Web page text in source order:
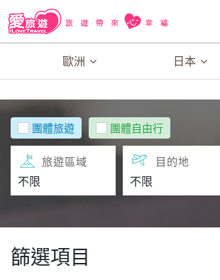
歐洲 日本
團體旅遊 團體自由行
旅遊區域 目的地
篩選項目